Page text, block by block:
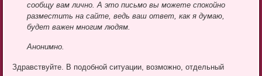
сообщу вам лично. А это письмо вы можете спокойно
разместить на сайте, ведь ваш ответ, как я думаю,
будет важен многим людям.
Анонимно.
Здравствуйте. В подобной ситуации, возможно, отдельный